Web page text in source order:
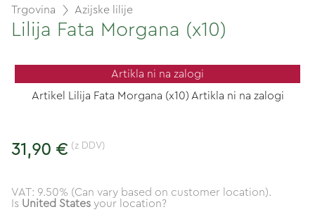
Trgovina Azijske lilije
Lilija Fata Morgana (x10)
Artikla ni na zalogi
Artikel Lilija Fata Morgana (x10) Artikla ni na zalogi
31,90 € (z DDV)
VAT: 9.50% (Can vary based on customer location).
Is United States your location?